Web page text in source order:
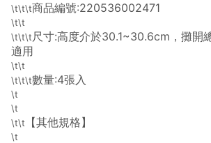
\t\t\t商品編號:220536002471
\t\t
\t\t\t尺寸:高度介於30.1~30.6cm，攤開
適用
\t\t
\t\t\t數量:4張入
\t
\t
\t\t
【其他規格】
\t